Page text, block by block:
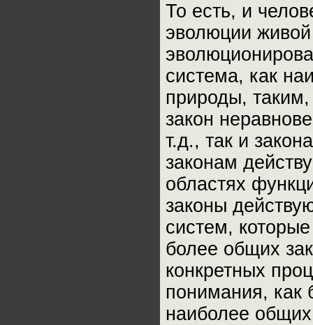
То есть, и
эволюции
система, как
природы, таким,
закон
т.д., так и
законам
областях
законы
систем,
более общих
конкретных
понимания, как
наиболее